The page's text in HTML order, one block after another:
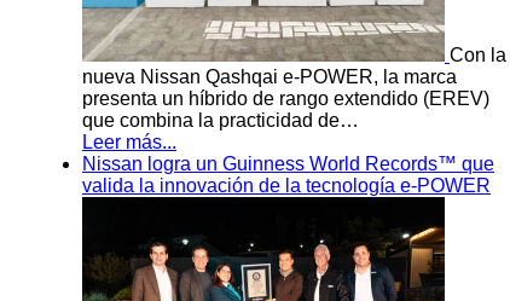
Con la
nueva Nissan Qashqai e-POWER, la marca
presenta un híbrido de rango extendido (EREV)
que combina la practicidad de…
Leer más...
Nissan logra un Guinness World Records™ que
valida la innovación de la tecnología e-POWER